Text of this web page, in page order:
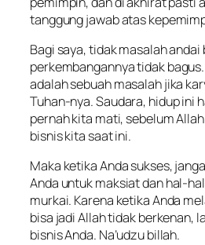
tanggung jawab atas
Bagi saya, tidak masalah andai
perkembangannya tidak
adalah sebuah masalah jika
Tuhan-nya. Saudara, hidup ini
pernah kita mati, sebelum
bisnis kita saat ini.
Maka ketika Anda sukses,
Anda untuk maksiat dan hal-
murkai. Karena ketika Anda
bisa jadi Allah tidak berkenan,
bisnis Anda. Na’udzu billah.